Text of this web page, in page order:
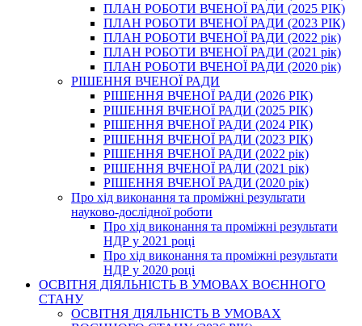
ПЛАН РОБОТИ ВЧЕНОЇ РАДИ (2025 РІК)
ПЛАН РОБОТИ ВЧЕНОЇ РАДИ (2023 РІК)
ПЛАН РОБОТИ ВЧЕНОЇ РАДИ (2022 рік)
ПЛАН РОБОТИ ВЧЕНОЇ РАДИ (2021 рік)
ПЛАН РОБОТИ ВЧЕНОЇ РАДИ (2020 рік)
РІШЕННЯ ВЧЕНОЇ РАДИ
РІШЕННЯ ВЧЕНОЇ РАДИ (2026 РІК)
РІШЕННЯ ВЧЕНОЇ РАДИ (2025 РІК)
РІШЕННЯ ВЧЕНОЇ РАДИ (2024 РІК)
РІШЕННЯ ВЧЕНОЇ РАДИ (2023 РІК)
РІШЕННЯ ВЧЕНОЇ РАДИ (2022 рік)
РІШЕННЯ ВЧЕНОЇ РАДИ (2021 рік)
РІШЕННЯ ВЧЕНОЇ РАДИ (2020 рік)
Про хід виконання та проміжні результати
науково-дослідної роботи
Про хід виконання та проміжні результати
НДР у 2021 році
Про хід виконання та проміжні результати
НДР у 2020 році
ОСВІТНЯ ДІЯЛЬНІСТЬ В УМОВАХ ВОЄННОГО
СТАНУ
ОСВІТНЯ ДІЯЛЬНІСТЬ В УМОВАХ